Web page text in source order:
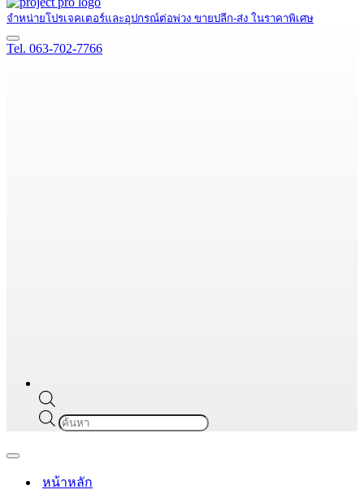
จำหน่ายโปรเจคเตอร์และอุปกรณ์ต่อพ่วง ขายปลีก-ส่ง ในราคาพิเศษ
Navigation
Menu
Tel. 063-702-7766
Products
search
Navigation
หน้าหลัก